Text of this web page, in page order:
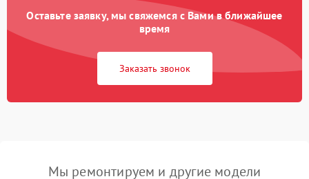
Оставьте заявку, мы свяжемся с Вами в ближайшее
время
Заказать звонок
Мы ремонтируем и другие модели